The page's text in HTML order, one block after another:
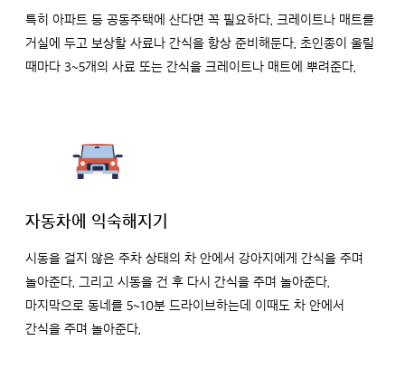
특히 아파트 등 공동주택에 산다면 꼭 필요하다. 크레이트나 매트를
거실에 두고 보상할 사료나 간식을 항상 준비해둔다. 초인종이 울릴
때마다 3~5개의 사료 또는 간식을 크레이트나 매트에 뿌려준다.
자동차에 익숙해지기
시동을 걸지 않은 주차 상태의 차 안에서 강아지에게 간식을 주며
놀아준다. 그리고 시동을 건 후 다시 간식을 주며 놀아준다.
마지막으로 동네를 5~10분 드라이브하는데 이때도 차 안에서
간식을 주며 놀아준다.